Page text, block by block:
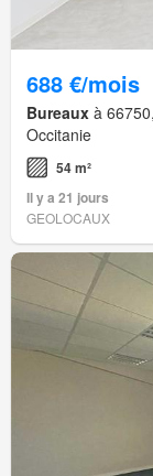
688 €/mois
Bureaux à
Occitanie
54 m²
Il y a 21 jours
GEOLOCAUX